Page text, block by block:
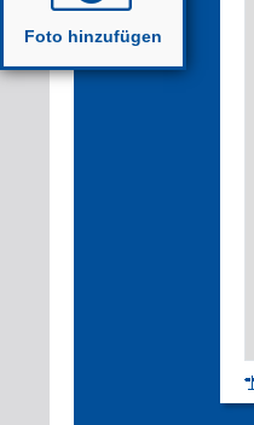
Foto hinzufügen